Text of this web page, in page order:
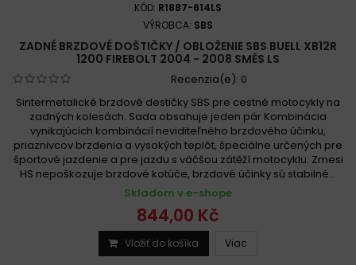
KÓD: R1887-614LS
VÝROBCA: SBS
ZADNÉ BRZDOVÉ DOŠTIČKY / OBLOŽENIE SBS BUELL XB12R
1200 FIREBOLT 2004 - 2008 SMĚS LS
Recenzia(e): 0
Sintermetalické brzdové destičky SBS pre cestné motocykly na
zadných kolesách. Sada obsahuje jeden pár Kombinácia
vynikajúcich kombinácií neviditeľného brzdového účinku,
priaznivcov brzdenia a vysokých teplôt, špeciálne určených pre
športové jazdenie a pre jazdu s väčšou zátěží motocyklu. Zmesi
HS nepoškozuje brzdové kotúče, brzdové účinky sú stabilné...
Skladom v e-shope
844,00 Kč
Vložiť do košíka Viac